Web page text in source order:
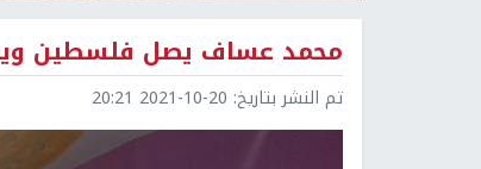
محمد عساف يصل فلسطين
تم النشر بتاريخ: 2021-10-20 20:21